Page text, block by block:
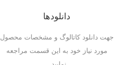
دانلودها
جهت دانلود کاتالوگ و مشخصات محصول
مورد نیاز خود به این قسمت مراجعه